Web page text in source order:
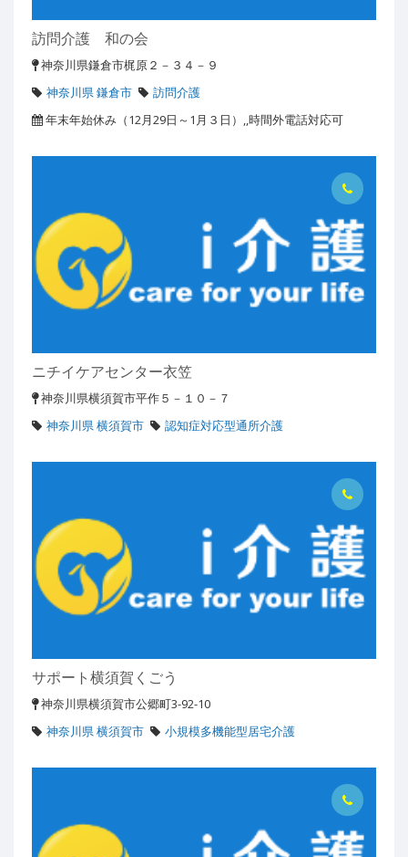
訪問介護 和の会
神奈川県鎌倉市梶原２－３４－９
神奈川県 鎌倉市
訪問介護
年末年始休み（12月29日～1月３日）,,時間外電話対応可
ニチイケアセンター衣笠
神奈川県横須賀市平作５－１０－７
神奈川県 横須賀市
認知症対応型通所介護
サポート横須賀くごう
神奈川県横須賀市公郷町3-92-10
神奈川県 横須賀市
小規模多機能型居宅介護